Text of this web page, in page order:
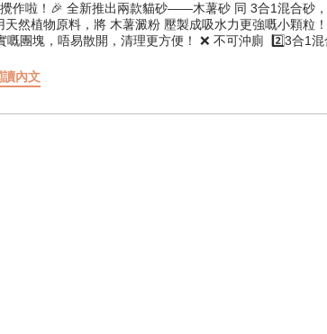
作啦！🎉 全新推出兩款貓砂——木薯砂 同 3合1混合砂
然植物原料，將 木薯澱粉 壓製成吸水力更強嘅小顆粒
團塊，唔易散開，清理更方便！ ❌ 不可沖廁 2️⃣3合1
合砂，粉塵最少！ 主子成日屙貓砂盆邊邊、需要超強
👉 揀 3合1混合砂 或 豆腐砂，顆粒較大，減少帶砂！
讀內文